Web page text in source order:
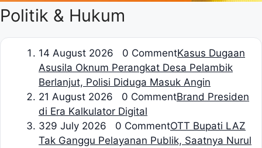
Politik & Hukum
14 August 2026 0 CommentKasus Dugaan
Asusila Oknum Perangkat Desa Pelambik
Berlanjut, Polisi Diduga Masuk Angin
21 August 2026 0 CommentBrand Presiden
di Era Kalkulator Digital
329 July 2026 0 CommentOTT Bupati LAZ
Tak Ganggu Pelayanan Publik, Saatnya Nurul